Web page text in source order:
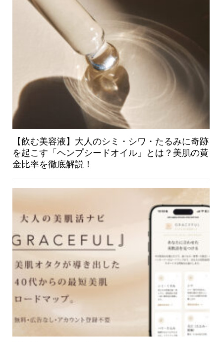
【飲む美容液】大人のシミ・シワ・たるみに奇跡
を起こす「ヘンプシードオイル」とは？美肌の黄
金比率を徹底解説！